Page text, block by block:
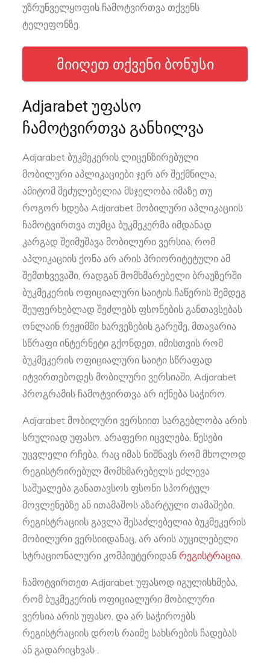
უზრუნველყოფის ჩამოტვირთვა თქვენს
ტელეფონზე.
ᲛᲘᲘᲦᲔᲗ ᲗᲥᲕᲔᲜᲘ ᲑᲝᲜᲣᲡᲘ
Adjarabet უფასო
ჩამოტვირთვა განხილვა
Adjarabet ბუკმეკერის ლიცენზირებული
მობილური აპლიკაციები ჯერ არ შექმნილა,
ამიტომ შეძულებელია მსჯელობა იმაზე თუ
როგორ ხდება Adjarabet მობილური აპლიკაციის
ჩამოტვირთვა თუმცა ბუკმეკერმა იმდანად
კარგად შეიმუშავა მობილური ვერსია, რომ
აპლიკაციის ქონა არ არის პრიორიტეტული ამ
შემთხვევაში, რადგან მომხმარებელი ბრაუზერში
ბუკმეკერის ოფიციალური საიტის ჩაწერის შემდეგ
შეუფერხებლად შეძლებს ფსონების განთავსებას
ონლაინ რეჟიმში ხარვეზების გარეშე, მთავარია
სწრაფი ინტერნეტი გქონდეთ, იმისთვის რომ
ბუკმეკერის ოფიციალური საიტი სწრაფად
იტვირთებოდეს მობილური ვერსიაში, Adjarabet
პროგრამის ჩამოტვირთვა არ იქნება საჭირო.
Adjarabet მობილური ვერსიით სარგებლობა არის
სრულიად უფასო, არაფერი იცვლება, წესები
უცვლელი რჩება, რაც იმას ნიშნავს რომ მხოლოდ
რეგისტრირებულ მომხმარებელს ეძლევა
საშუალება განათავსოს ფსონი სპორტულ
მოვლენებზე ან ითამაშოს აზარტული თამაშები.
რეგისტრაციის გავლა შესაძლებელია ბუკმეკერის
მობილური ვერსიიდანაც, არ არის აუცილებელი
სტრაციონალური კომპიუტერიდანრეგისტრაცია
ჩამოტვირთეთ Adjarabet უფასოდ იგულისხმება,
რომ ბუკმეკერის ოფიციალური მობილური
ვერსია არის უფასო, და არ საჭიროებს
რეგისტრაციის დროს რაიმე სახსრების ჩადებას
ან გადარიცხვას .